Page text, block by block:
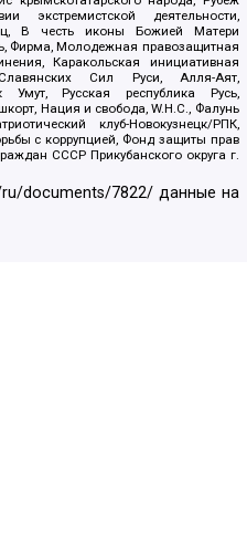
экстремистской деятельности,
В честь иконы Божией Матери
Фирма, Молодежная правозащитная
Каракольская инициативная
Сил Руси, Алля-Аят,
Умут, Русская республика Русь,
Нация и свобода, W.H.С., Фалунь
клуб-Новокузнецк/РПК,
с коррупцией, Фонд защиты прав
СССР Прикубанского округа г.
ru/documents/7822/ данные на